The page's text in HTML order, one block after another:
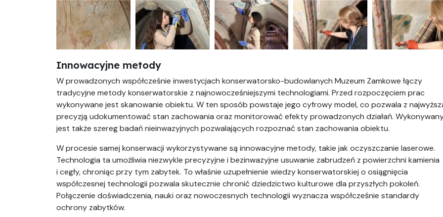
Innowacyjne metody
W prowadzonych współcześnie inwestycjach konserwatorsko-budowlanych Muzeum Zamkowe łączy
tradycyjne metody konserwatorskie z najnowocześniejszymi technologiami. Przed rozpoczęciem prac
wykonywane jest skanowanie obiektu. W ten sposób powstaje jego cyfrowy model, co pozwala z
precyzją udokumentować stan zachowania oraz monitorować efekty prowadzonych działań.
jest także szereg badań nieinwazyjnych pozwalających rozpoznać stan zachowania obiektu.
W procesie samej konserwacji wykorzystywane są innowacyjne metody, takie jak oczyszczanie laserowe.
Technologia ta umożliwia niezwykle precyzyjne i bezinwazyjne usuwanie zabrudzeń z powierzchni kamienia
i cegły, chroniąc przy tym zabytek. To właśnie uzupełnienie wiedzy konserwatorskiej o osiągnięcia
współczesnej technologii pozwala skutecznie chronić dziedzictwo kulturowe dla przyszłych pokoleń.
Połączenie doświadczenia, nauki oraz nowoczesnych technologii wyznacza współcześnie standardy
ochrony zabytków.